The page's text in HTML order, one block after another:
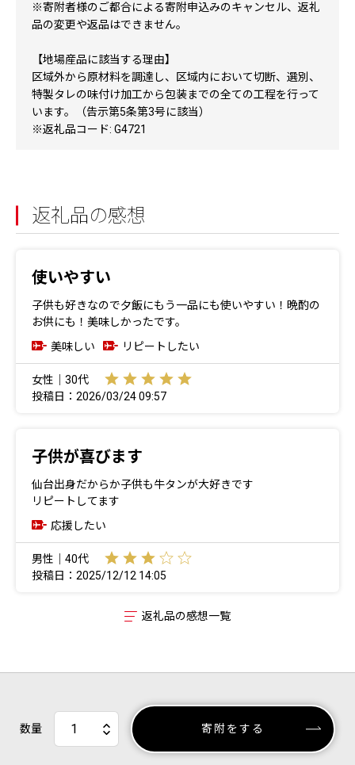
※寄附者様のご都合による寄附申込みのキャンセル、返礼
品の変更や返品はできません。
【地場産品に該当する理由】
区域外から原材料を調達し、区域内において切断、選別、
特製タレの味付け加工から包装までの全ての工程を行って
います。（告示第5条第3号に該当）
※返礼品コード: G4721
返礼品の感想
使いやすい
子供も好きなので夕飯にもう一品にも使いやすい！晩酌の
お供にも！美味しかったです。
美味しい
リピートしたい
女性｜30代
投稿日：2026/03/24 09:57
子供が喜びます
仙台出身だからか子供も牛タンが大好きです
リピートしてます
応援したい
男性｜40代
投稿日：2025/12/12 14:05
返礼品の感想一覧
数量 寄附をする